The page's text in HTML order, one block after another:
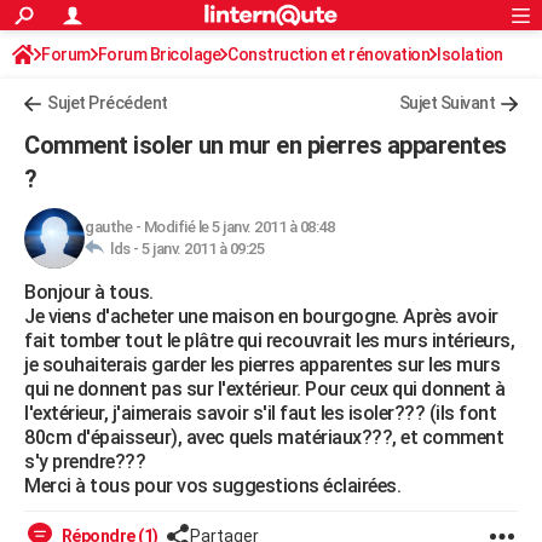
ACTUALITÉS
Politique
Société
Faits Divers
Education
Monde
Villes
+
Programme TV
TNTStreaming
Cinéma
Sorties cinéma
Musique
+FINANCE
Retraite
Impôts
Epargne
Immobilier
Risques naturels par ville
Banque
Assurance
Crédit
AUTO
Essais
Réserver un essai
Citadines
Berlines
SUV
Forum auto
HIGH-TECH
Mobiles
Meilleur smartphone
Internet
Ordinateurs
Jeux vidéo
Guide high-tech
+BRICOLAGE
Forum
Aménagement intérieur
Extérieur
Cuisine
Salle de bains
Jardinage
Rangement
WEEK-END
Guides de France
Escapades
Patrimoine
Expositions
Musées
Week-end nature
+LIFESTYLE
Art de vivre
Bien-être
Loisirs
Mode
Modes de vie
SANTE
VOYAGE
Rechercher
S'inscrire
Connexion
Forum Forum Bricolage Construction et rénovation Isolation
Sujet Précédent Sujet Suivant
Comment isoler un mur en pierres apparentes
?
gauthe- Modifié le 5 janv. 2011 à 08:48
lds - 5 janv. 2011 à 09:25
Bonjour à tous.
Je viens d'acheter une maison en bourgogne. Après avoir
fait tomber tout le plâtre qui recouvrait les murs intérieurs,
je souhaiterais garder les pierres apparentes sur les murs
qui ne donnent pas sur l'extérieur. Pour ceux qui donnent à
l'extérieur, j'aimerais savoir s'il faut les isoler??? (ils font
80cm d'épaisseur), avec quels matériaux???, et comment
s'y prendre???
Merci à tous pour vos suggestions éclairées.
Répondre (1) Partager